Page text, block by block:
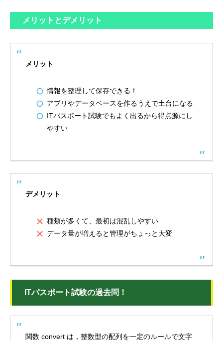
メリットとデメリット
メリット
情報を整理して保存できる！
アプリやデータベースを作るうえで土台になる
ITパスポート試験でもよく出るから得点源にし
やすい
デメリット
種類が多くて、最初は混乱しやすい
データ量が増えると管理がちょっと大変
ITパスポート試験の過去問！
関数 convert は，整数型の配列を一定のルールで文字